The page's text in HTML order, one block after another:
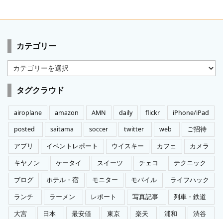
カテゴリー
カ
テ
ゴ
リ
ー
タグクラウド
airoplane amazon AMN daily flickr
iPhone/iPad
posted
saitama soccer twitter web
ご招待
アプリ
イベントレポート ウイスキー カフェ
カメラ
キヤノン
ケータイ スイーツ チェコ
テクニック
ブログ
ホテル・宿 モニター モバイル
ライフハック
ランチ
ラーメン レポート 写真記事
列車・鉄道
大宮
日本 最安値 東京 楽天 浦和
渋谷